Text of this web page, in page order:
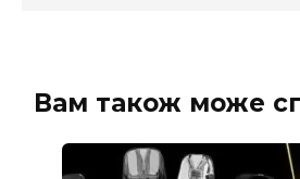
Вам також може